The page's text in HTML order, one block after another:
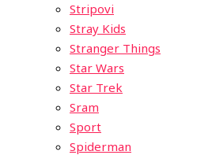
Stripovi
Stray Kids
Stranger Things
Star Wars
Star Trek
Sram
Sport
Spiderman